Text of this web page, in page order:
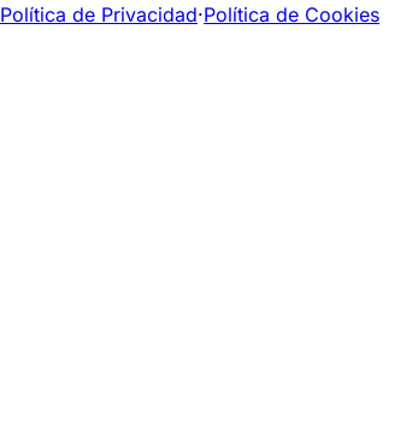
Política de Privacidad·Política de Cookies